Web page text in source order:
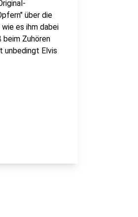
über die
es ihm dabei
beim Zuhören
unbedingt Elvis